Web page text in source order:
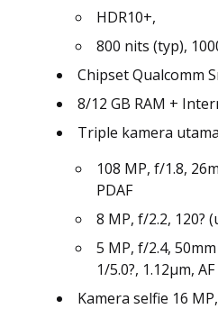
HDR10+,
800 nits (typ),
Chipset Qualcomm
8/12 GB RAM +
Triple kamera
108 MP, f/1.8,
PDAF
8 MP, f/2.2, 120?
5 MP, f/2.4,
1/5.0?, 1.12µm, AF
Kamera selfie 16